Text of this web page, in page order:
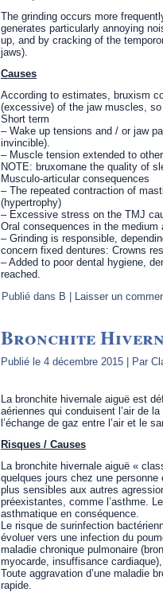
The grinding occurs more
generates particularly annoying
up, and by cracking of the
jaws).
Causes
According to estimates, bruxism
(excessive) of the jaw muscles,
Short term
– Wake up tensions and / or jaw
invincible).
– Muscle tension extended to
NOTE: bruxomane the quality of
Musculo-articular consequences
– The repeated contraction of
(hypertrophy)
– Excessive stress on the TMJ
Oral consequences in the medium
– Grinding is responsible,
concern fixed dentures: Crowns
– Added to poor dental hygiene,
reached.
Publié dans B Laisser un
Bronchite
Publié le 4 décembre 2015 Par
La bronchite hivernale aiguë est
aériennes qui conduisent l’air de
l’échange de gaz entre l’air et le
Risques / Causes
La bronchite hivernale aiguë «
quelques jours chez une
plus sensibles aux autres
préexistantes, comme l’asthme.
asthmatique en conséquence.
Le risque de surinfection
évoluer vers une infection du
maladie chronique pulmonaire
myocarde, insuffisance
Toute aggravation d’une maladie
rapide.